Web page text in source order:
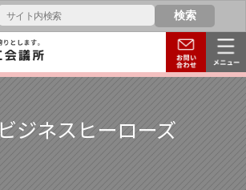
ジネスヒーローズ